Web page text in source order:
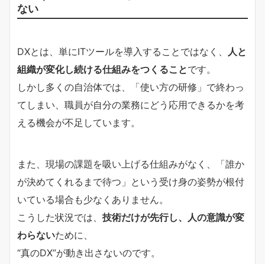
ない
DXとは、単にITツールを導入することではなく、
人と
組織が変化し続ける仕組みをつくることです。
しかし多くの自治体では、「使い方の研修」で終わっ
てしまい、職員が自分の業務にどう応用できるかを考
える機会が不足しています。
また、現場の課題を吸い上げる仕組みがなく、「誰か
が決めてくれるまで待つ」という受け身の姿勢が根付
いている場合も少なくありません。
こうした状況では、 技術だけが先行し、人の意識が変
わらないために、
“真のDX”が動き出さないのです。